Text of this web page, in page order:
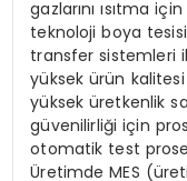
gazlarını ısıtma
teknoloji boya tesisi
transfer sistemleri
yüksek ürün
yüksek üretkenlik
güvenilirliği için
otomatik test
Üretimde MES